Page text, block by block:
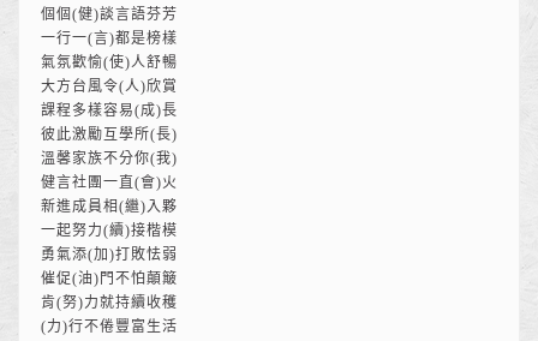
個個(健)談言語芬芳
一行一(言)都是榜樣
氣氛歡愉(使)人舒暢
大方台風令(人)欣賞
課程多樣容易(成)長
彼此激勵互學所(長)
溫馨家族不分你(我)
健言社團一直(會)火
新進成員相(繼)入夥
一起努力(續)接楷模
勇氣添(加)打敗怯弱
催促(油)門不怕顛簸
肯(努)力就持續收穫
(力)行不倦豐富生活